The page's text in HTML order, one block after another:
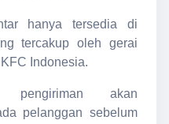
hanya tersedia di
tercakup oleh gerai
Indonesia.
pengiriman akan
pelanggan sebelum